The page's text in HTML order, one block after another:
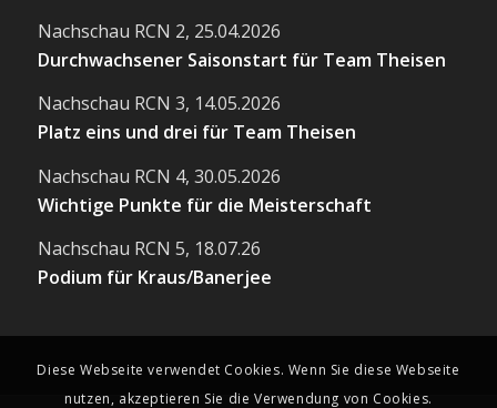
Nachschau RCN 2, 25.04.2026
Durchwachsener Saisonstart für Team Theisen
Nachschau RCN 3, 14.05.2026
Platz eins und drei für Team Theisen
Nachschau RCN 4, 30.05.2026
Wichtige Punkte für die Meisterschaft
Nachschau RCN 5, 18.07.26
Podium für Kraus/Banerjee
Diese Webseite verwendet Cookies. Wenn Sie diese Webseite
nutzen, akzeptieren Sie die Verwendung von Cookies.